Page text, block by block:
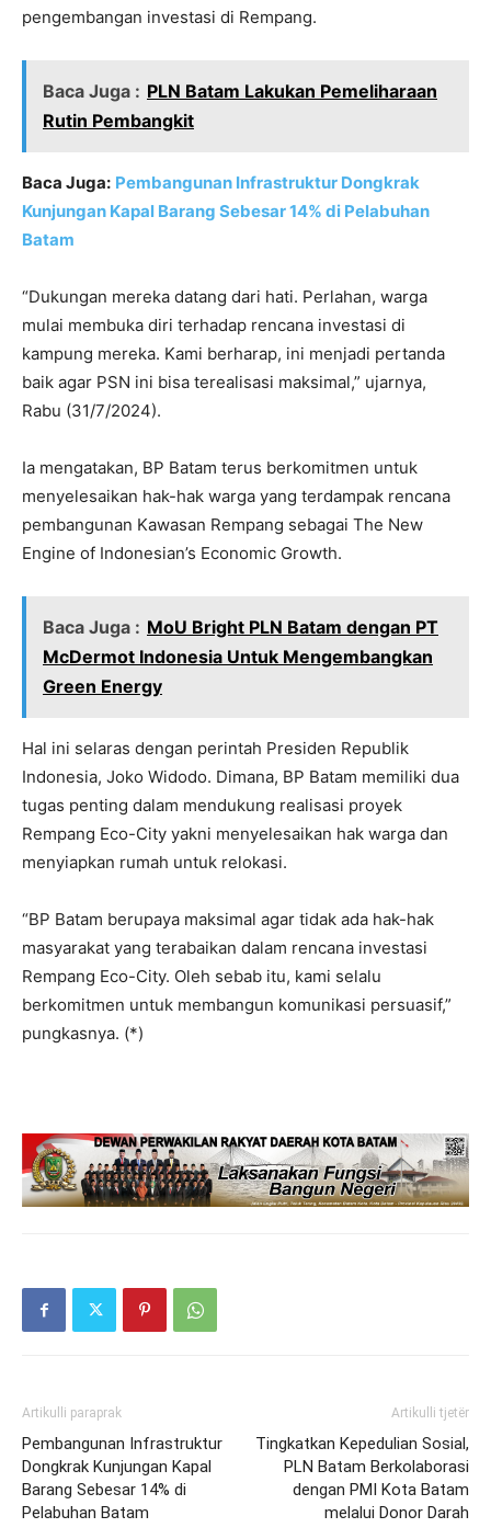
pengembangan investasi di Rempang.
Baca Juga : PLN Batam Lakukan Pemeliharaan
Rutin Pembangkit
Baca Juga: Pembangunan Infrastruktur Dongkrak
Kunjungan Kapal Barang Sebesar 14% di Pelabuhan
Batam
“Dukungan mereka datang dari hati. Perlahan, warga
mulai membuka diri terhadap rencana investasi di
kampung mereka. Kami berharap, ini menjadi pertanda
baik agar PSN ini bisa terealisasi maksimal,” ujarnya,
Rabu (31/7/2024).
Ia mengatakan, BP Batam terus berkomitmen untuk
menyelesaikan hak-hak warga yang terdampak rencana
pembangunan Kawasan Rempang sebagai The New
Engine of Indonesian’s Economic Growth.
Baca Juga : MoU Bright PLN Batam dengan PT
McDermot Indonesia Untuk Mengembangkan
Green Energy
Hal ini selaras dengan perintah Presiden Republik
Indonesia, Joko Widodo. Dimana, BP Batam memiliki dua
tugas penting dalam mendukung realisasi proyek
Rempang Eco-City yakni menyelesaikan hak warga dan
menyiapkan rumah untuk relokasi.
“BP Batam berupaya maksimal agar tidak ada hak-hak
masyarakat yang terabaikan dalam rencana investasi
Rempang Eco-City. Oleh sebab itu, kami selalu
berkomitmen untuk membangun komunikasi persuasif,”
pungkasnya. (*)
Artikulli paraprak
Pembangunan Infrastruktur
Dongkrak Kunjungan Kapal
Barang Sebesar 14% di
Pelabuhan Batam
Artikulli tjetër
Tingkatkan Kepedulian Sosial,
PLN Batam Berkolaborasi
dengan PMI Kota Batam
melalui Donor Darah